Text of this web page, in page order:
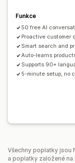
Přizpůsobení
Barva a písmo
Tlačítka chatu
Analytika
A/​B testování
Míry
Výkonnost
Výkonnost
Funkce
50 free AI
Proactive customer
Smart search and
Auto-learns
Supports 90+
5-minute setup, no
Všechny poplatky jsou
a poplatky založené